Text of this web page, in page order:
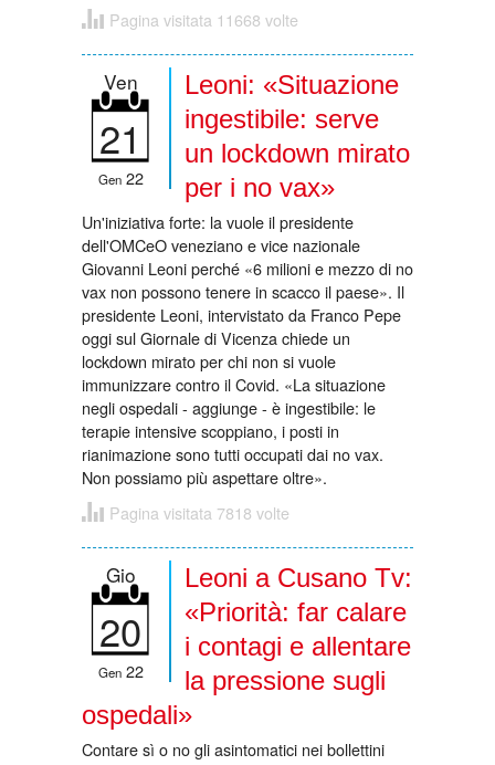
Pagina visitata 11668 volte
Ven
21
Gen 22
Leoni: «Situazione
ingestibile: serve
un lockdown mirato
per i no vax»
Un'iniziativa forte: la vuole il presidente
dell'OMCeO veneziano e vice nazionale
Giovanni Leoni perché «6 milioni e mezzo di no
vax non possono tenere in scacco il paese». Il
presidente Leoni, intervistato da Franco Pepe
oggi sul Giornale di Vicenza chiede un
lockdown mirato per chi non si vuole
immunizzare contro il Covid. «La situazione
negli ospedali - aggiunge - è ingestibile: le
terapie intensive scoppiano, i posti in
rianimazione sono tutti occupati dai no vax.
Non possiamo più aspettare oltre».
Pagina visitata 7818 volte
Gio
20
Gen 22
Leoni a Cusano Tv:
«Priorità: far calare
i contagi e allentare
la pressione sugli
ospedali»
Contare sì o no gli asintomatici nei bollettini